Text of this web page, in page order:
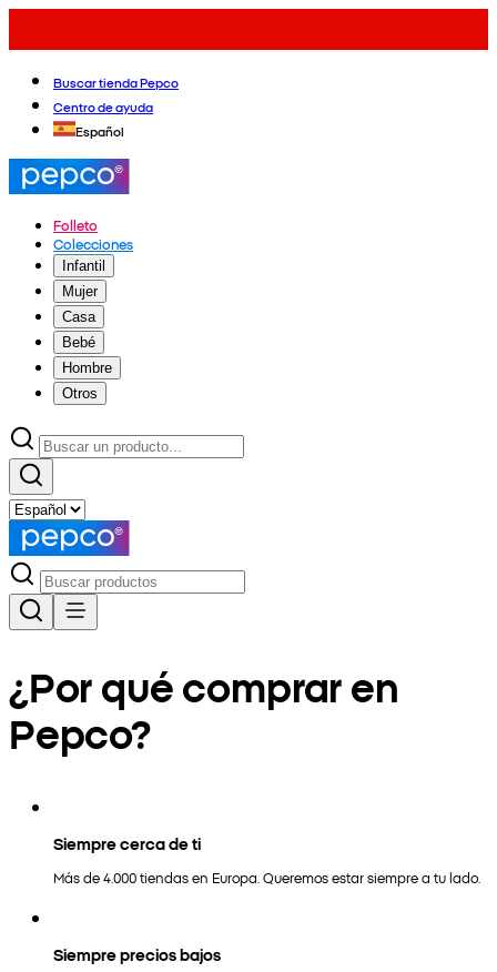
Buscar tienda Pepco
Centro de ayuda
Español
Folleto
Colecciones
Infantil
Mujer
Casa
Bebé
Hombre
Otros
¿Por qué comprar en
Pepco?
Siempre cerca de ti
Más de 4.000 tiendas en Europa. Queremos estar siempre a tu lado.
Siempre precios bajos